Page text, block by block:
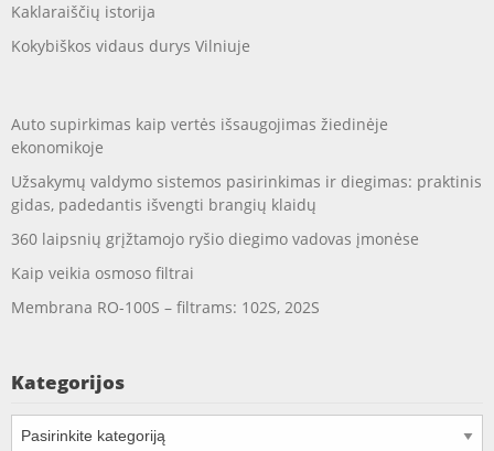
Kaklaraiščių istorija
Kokybiškos vidaus durys Vilniuje
Auto supirkimas kaip vertės išsaugojimas žiedinėje
ekonomikoje
Užsakymų valdymo sistemos pasirinkimas ir diegimas: praktinis
gidas, padedantis išvengti brangių klaidų
360 laipsnių grįžtamojo ryšio diegimo vadovas įmonėse
Kaip veikia osmoso filtrai
Membrana RO-100S – filtrams: 102S, 202S
Kategorijos
Kategorijos